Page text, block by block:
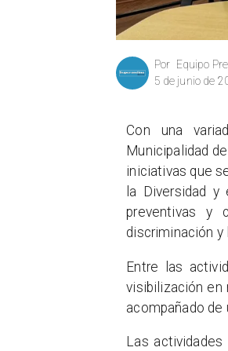
Equipo
Por
5 de junio de
Con una
Municipalidad
iniciativas que
la Diversidad y
preventivas y
discriminación y
Entre las
visibilización en
acompañado de
Las